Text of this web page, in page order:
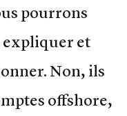
pourrons
et
Non, ils
offshore,